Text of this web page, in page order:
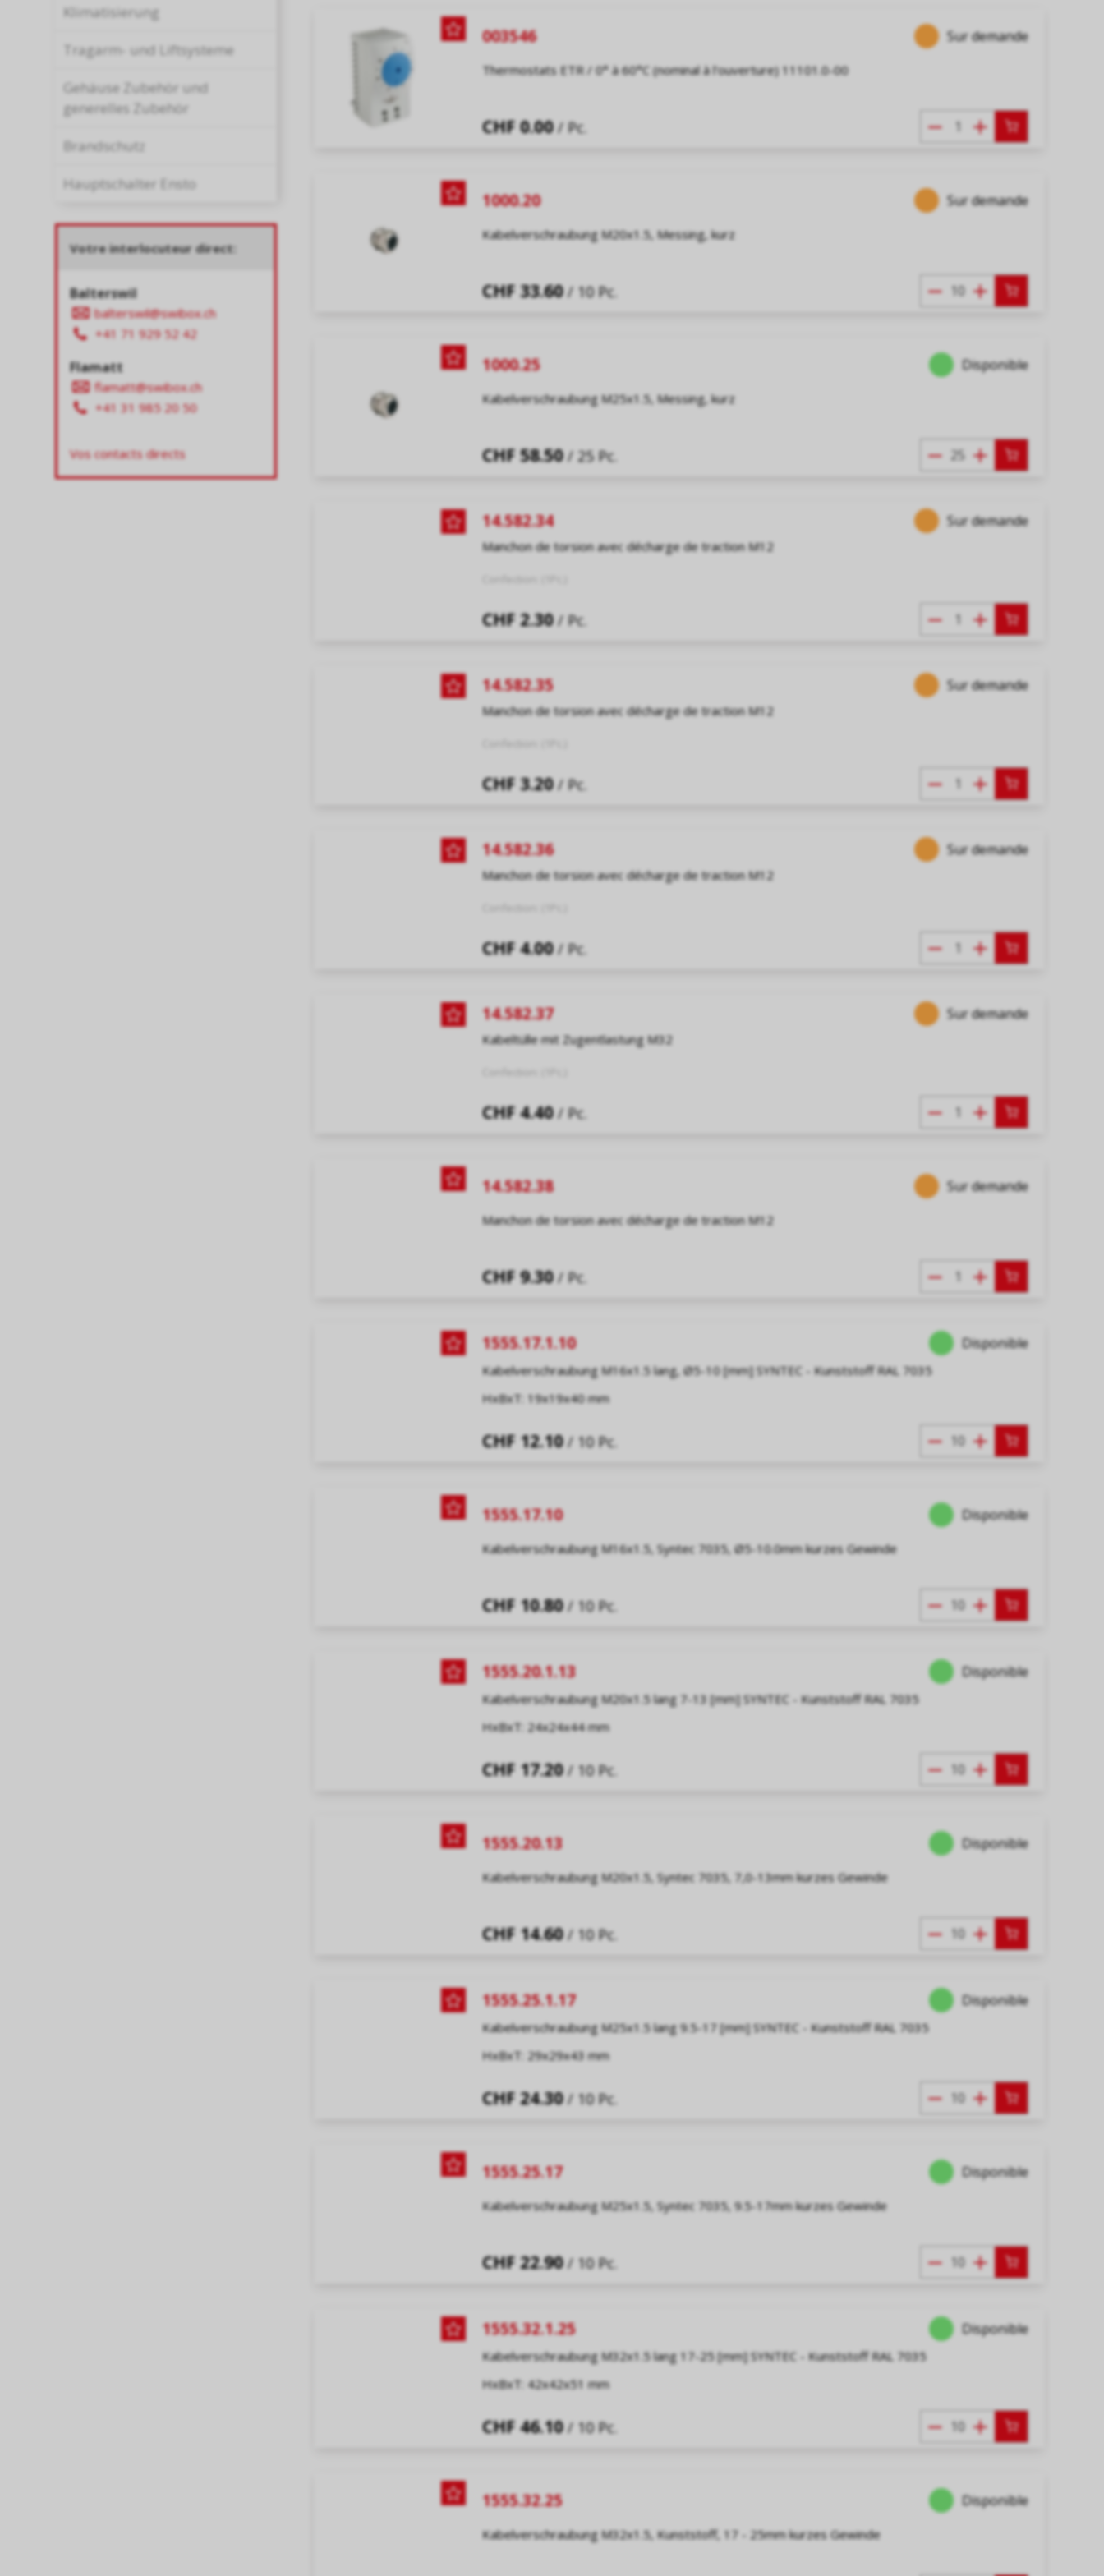
Klimatisierung
Tragarm- und Liftsysteme
Gehäuse Zubehör und
generelles Zubehör
Brandschutz
Hauptschalter Ensto
Votre interlocuteur direct:
Balterswil
balterswil@swibox.ch
+41 71 929 52 42
Flamatt
flamatt@swibox.ch
+41 31 985 20 50
Vos contacts directs
003546 Sur demande
Thermostats ETR / 0° à 60°C (nominal à l'ouverture) 11101.0-00
CHF 0.00/ Pc.
1000.20 Sur demande
Kabelverschraubung M20x1.5, Messing, kurz
CHF 33.60/ 10 Pc.
1000.25 Disponible
Kabelverschraubung M25x1.5, Messing, kurz
CHF 58.50/ 25 Pc.
14.582.34 Sur demande
Manchon de torsion avec décharge de traction M12
CHF 2.30/ Pc.
14.582.35 Sur demande
Manchon de torsion avec décharge de traction M12
CHF 3.20/ Pc.
14.582.36 Sur demande
Manchon de torsion avec décharge de traction M12
CHF 4.00/ Pc.
14.582.37 Sur demande
Kabeltülle mit Zugentlastung M32
CHF 4.40/ Pc.
14.582.38 Sur demande
Manchon de torsion avec décharge de traction M12
CHF 9.30/ Pc.
1555.17.1.10 Disponible
Kabelverschraubung M16x1.5 lang, Ø5-10 [mm] SYNTEC - Kunststoff RAL 7035
HxBxT: 19x19x40 mm
CHF 12.10/ 10 Pc.
1555.17.10 Disponible
Kabelverschraubung M16x1.5, Syntec 7035, Ø5-10.0mm kurzes Gewinde
CHF 10.80/ 10 Pc.
1555.20.1.13 Disponible
Kabelverschraubung M20x1.5 lang 7-13 [mm] SYNTEC - Kunststoff RAL 7035
HxBxT: 24x24x44 mm
CHF 17.20/ 10 Pc.
1555.20.13 Disponible
Kabelverschraubung M20x1.5, Syntec 7035, 7,0-13mm kurzes Gewinde
CHF 14.60/ 10 Pc.
1555.25.1.17 Disponible
Kabelverschraubung M25x1.5 lang 9.5-17 [mm] SYNTEC - Kunststoff RAL 7035
HxBxT: 29x29x43 mm
CHF 24.30/ 10 Pc.
1555.25.17 Disponible
Kabelverschraubung M25x1.5, Syntec 7035, 9.5-17mm kurzes Gewinde
CHF 22.90/ 10 Pc.
1555.32.1.25 Disponible
Kabelverschraubung M32x1.5 lang 17-25 [mm] SYNTEC - Kunststoff RAL 7035
HxBxT: 42x42x51 mm
CHF 46.10/ 10 Pc.
1555.32.25 Disponible
Kabelverschraubung M32x1.5, Kunststoff, 17 - 25mm kurzes Gewinde